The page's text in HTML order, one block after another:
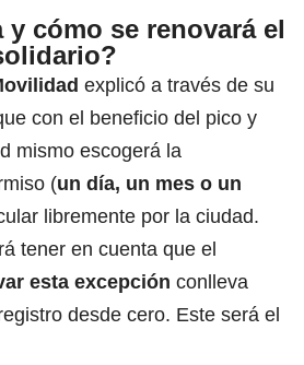
cómo se renovará el
explicó a través de su
con el beneficio del pico y
mismo escogerá la
(un día, un mes o un
libremente por la ciudad.
tener en cuenta que el
esta excepción conlleva
desde cero. Este será el